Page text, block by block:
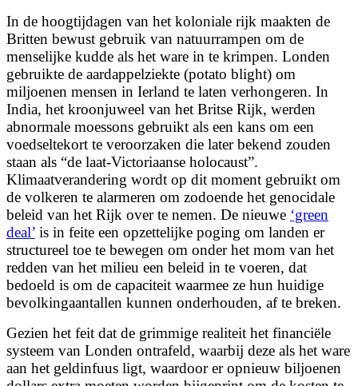
In de hoogtijdagen van het koloniale rijk maakten de
Britten bewust gebruik van natuurrampen om de
menselijke kudde als het ware in te krimpen. Londen
gebruikte de aardappelziekte (potato blight) om
miljoenen mensen in Ierland te laten verhongeren. In
India, het kroonjuweel van het Britse Rijk, werden
abnormale moessons gebruikt als een kans om een
voedseltekort te veroorzaken die later bekend zouden
staan als “de laat-Victoriaanse holocaust”.
Klimaatverandering wordt op dit moment gebruikt om
de volkeren te alarmeren om zodoende het genocidale
beleid van het Rijk over te nemen. De nieuwe ‘green
deal’ is in feite een opzettelijke poging om landen er
structureel toe te bewegen om onder het mom van het
redden van het milieu een beleid in te voeren, dat
bedoeld is om de capaciteit waarmee ze hun huidige
bevolkingaantallen kunnen onderhouden, af te breken.
Gezien het feit dat de grimmige realiteit het financiële
systeem van Londen ontrafeld, waarbij deze als het ware
aan het geldinfuus ligt, waardoor er opnieuw biljoenen